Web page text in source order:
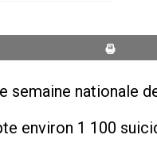
semaine nationale
environ 1 100